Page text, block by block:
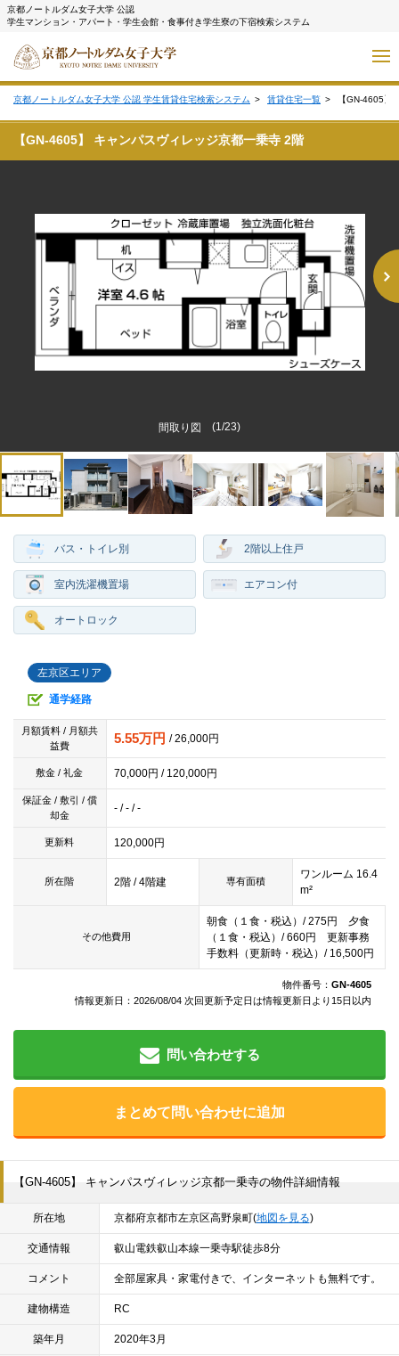
京都ノートルダム女子大学 公認
学生マンション・アパート・学生会館・食事付き学生寮の下宿検索システム
京都ノートルダム女子大学 公認 学生賃貸住宅検索システム 賃貸住宅一覧 【GN-4605】
【GN-4605】 キャンパスヴィレッジ京都一乗寺 2階
間取り図 (1 /23)
バス・トイレ別 2階以上住戸
室内洗濯機置場 エアコン付
オートロック
左京区エリア
通学経路
月額賃料 / 月額共
益費
5.55万円 / 26,000円
敷金 / 礼金 70,000円 / 120,000円
保証金 / 敷引 / 償
却金
- / - / -
更新料 120,000円
所在階 2階 / 4階建 専有面積
ワンルーム 16.4
m²
その他費用
朝食（１食・税込）/ 275円 夕食
（１食・税込）/ 660円 更新事務
手数料（更新時・税込）/ 16,500円
物件番号： GN-4605
情報更新日：2026/08/04 次回更新予定日は情報更新日より15日以内
問い合わせする
まとめて問い合わせに追加
【GN-4605】 キャンパスヴィレッジ京都一乗寺の物件詳細情報
所在地 京都府京都市左京区高野泉町(地図を見る)
交通情報 叡山電鉄叡山本線一乗寺駅徒歩8分
コメント 全部屋家具・家電付きで、インターネットも無料です。
建物構造 RC
築年月 2020年3月